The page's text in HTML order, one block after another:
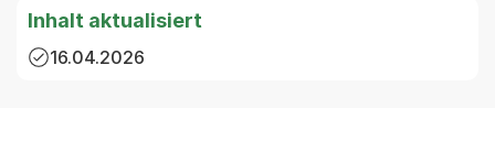
Inhalt aktualisiert
16.04.2026